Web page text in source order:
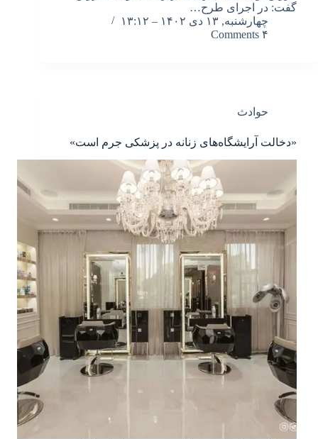
گفت: در اجرای طرح…
چهارشنبه, ۱۳ دی ۱۴۰۲ – ۱۳:۱۲
۴ Comments
حوادث
«دخالت آرایشگاه‌های زنانه در پزشکی جرم است»